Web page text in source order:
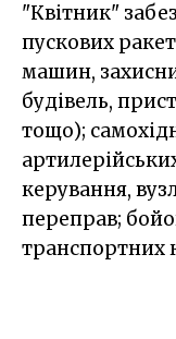
"Квітник"
пускових
машин,
будівель,
тощо);
керування,
переправ;
транспортних